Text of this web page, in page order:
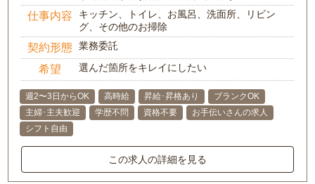
仕事内容
キッチン、トイレ、お風呂、洗面所、リビン
グ、その他のお掃除
契約形態 業務委託
希望 選んだ箇所をキレイにしたい
週2〜3日からOK 高時給 昇給･昇格あり
ブランクOK
主婦･主夫歓迎
学歴不問 資格不要
お手伝いさんの求人
シフト自由
この求人の詳細を見る